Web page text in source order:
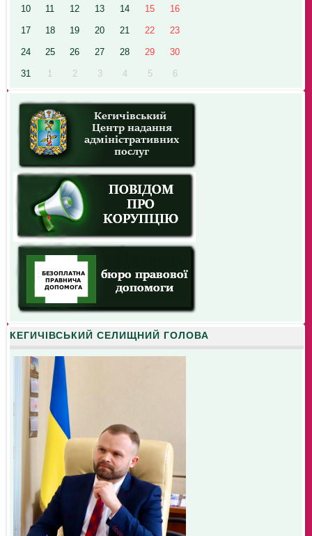
10 11 12 13 14 15 16
17 18 19 20 21 22 23
24 25 26 27 28 29 30
31 1 2 3 4 5 6
КЕГИЧІВСЬКИЙ СЕЛИЩНИЙ ГОЛОВА